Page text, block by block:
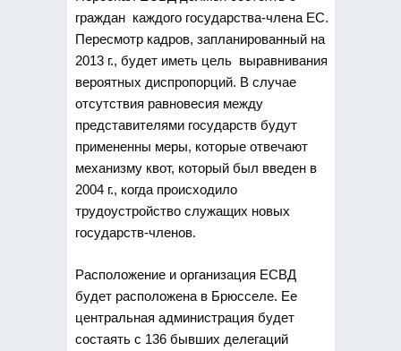
граждан каждого государства-члена ЕС.
Пересмотр кадров, запланированный на
2013 г., будет иметь цель выравнивания
вероятных диспропорций. В случае
отсутствия равновесия между
представителями государств будут
примененны меры, которые отвечают
механизму квот, который был введен в
2004 г., когда происходило
трудоустройство служащих новых
государств-членов.
Расположение и организация ЕСВД
будет расположена в Брюсселе. Ее
центральная администрация будет
состаять с 136 бывших делегаций